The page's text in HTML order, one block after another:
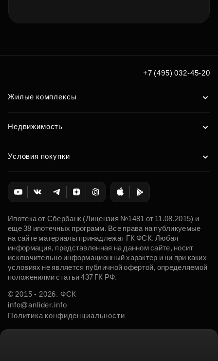
+7 (495) 032-45-20
Жилые комплексы
Недвижимость
Условия покупки
Ипотека от Сбербанк (Лицензия №1481 от 11.08.2015) и
еще 38 ипотечных программ. Все права на публикуемые
на сайте материалы принадлежат ГК ФСК. Любая
информация, представленная на данном сайте, носит
исключительно информационный характер и ни при каких
условиях не является публичной офертой, определяемой
положениями статьи 437 ГК РФ.
© 2015 - 2026. ФСК
info@anlider.info
Политика конфиденциальности